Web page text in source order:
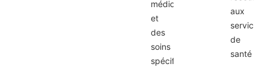
médicaux
et
des
soins
spécifiques
aux
services
de
santé